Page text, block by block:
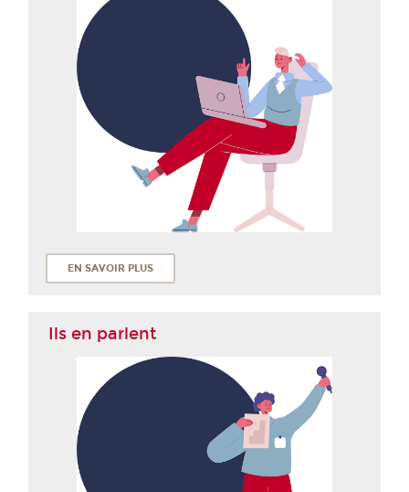
EN SAVOIR PLUS
Ils en parlent